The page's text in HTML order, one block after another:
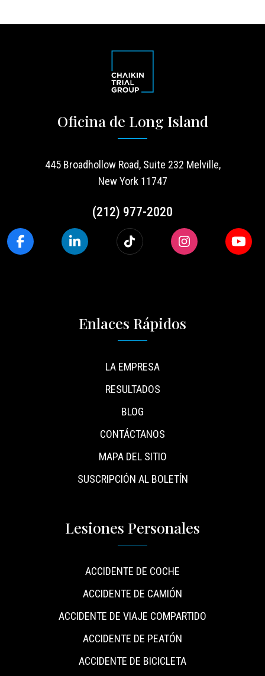
Oficina de Long Island
445 Broadhollow Road, Suite 232 Melville,
New York 11747
(212) 977-2020
Enlaces Rápidos
LA EMPRESA
RESULTADOS
BLOG
CONTÁCTANOS
MAPA DEL SITIO
SUSCRIPCIÓN AL BOLETÍN
Lesiones Personales
ACCIDENTE DE COCHE
ACCIDENTE DE CAMIÓN
ACCIDENTE DE VIAJE COMPARTIDO
ACCIDENTE DE PEATÓN
ACCIDENTE DE BICICLETA